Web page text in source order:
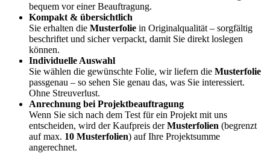
bequem vor einer Beauftragung.
Kompakt & übersichtlich
Sie erhalten die Musterfolie in Originalqualität – sorgfältig
beschriftet und sicher verpackt, damit Sie direkt loslegen
können.
Individuelle Auswahl
Sie wählen die gewünschte Folie, wir liefern die Musterfolie
passgenau – so sehen Sie genau das, was Sie interessiert.
Ohne Streuverlust.
Anrechnung bei Projektbeauftragung
Wenn Sie sich nach dem Test für ein Projekt mit uns
entscheiden, wird der Kaufpreis derMusterfolien (begrenzt
auf max. 10 Musterfolien) auf Ihre Projektsumme
angerechnet.